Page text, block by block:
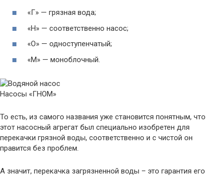
«Г» — грязная вода;
«Н» — соответственно насос;
«О» — одноступенчатый;
«М» — моноблочный.
Насосы «ГНОМ»
То есть, из самого названия уже становится понятным, что
этот насосный агрегат был специально изобретен для
перекачки грязной воды, соответственно и с чистой он
правится без проблем.
А значит, перекачка загрязненной воды – это гарантия его